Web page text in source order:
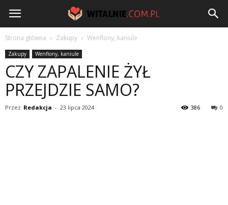
Witalnie.com.pl
Strona główna Zakupy Wenflony, kaniule
Zakupy Wenflony, kaniule
CZY ZAPALENIE ŻYŁ
PRZEJDZIE SAMO?
Przez Redakcja - 23 lipca 2024 0
386